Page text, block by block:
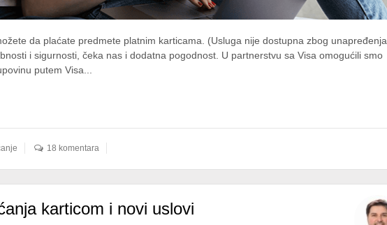
da plaćate predmete platnim karticama. (Usluga nije dostupna zbog unapređenja
i sigurnosti, čeka nas i dodatna pogodnost. U partnerstvu sa Visa omogućili smo
putem Visa...
18 komentara
karticom i novi uslovi